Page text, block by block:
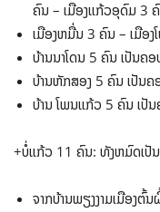
ຄົນ – ເມືອງແກ້ວອຸດົມ 3
ເມືອງຫມື່ນ 3 ຄົນ – ເມືອ
ບ້ານນາໂດນ 5 ຄົນ ເປັນຄ
ບ້ານຫັກສອງ 5 ຄົນ ເປັນ
ບ້ານ ໂພນແກ້ວ 5 ຄົນ ເປັ
+ບໍ່ແກ້ວ 11 ຄົນ: ທັງຫມົດເປັ
ຈາກບ້ານພຽງງາມເມືອງຕົ້